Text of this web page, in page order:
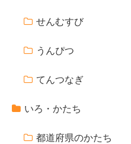
せんむすび
うんぴつ
てんつなぎ
いろ・かたち
都道府県のかたち